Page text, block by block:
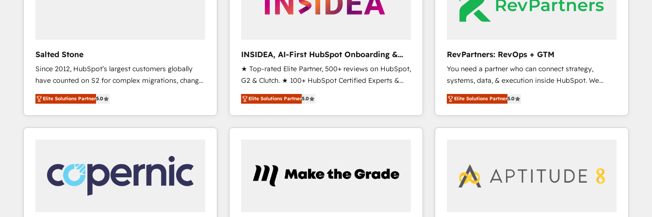
Salted Stone
Since 2012, HubSpot’s largest customers globally
have counted on S2 for complex migrations, change
management, systems integration, and creative
solutions that deliver measurable impact and
transform brand experiences As one of the few full-
service creative agencies in the HubSpot
regionalized HubSpot websites, integrated
marketing campaigns, & RevOps frameworks that
fuel long-term success We connect the entire
customer lifecycle through seamless integrations,
Elite Solutions Partner5.0
INSIDEA, AI-First HubSpot Onboarding &
RevOps
★ Top-rated Elite Partner, 500+ reviews on HubSpot,
G2 & Clutch. ★ 100+ HubSpot Certified Experts &
Trainers across the team ★ 1,500+ implementations
across five continents ★ AI-First, RevOps-led,
Onboarding obsessed ★ Company of the Year
2024/25 INSIDEA helps growing companies turn
your time zone. What we do ➤ Onboarding: Live in
weeks, with workflows built around your business,
Elite Solutions Partner5.0
RevPartners: RevOps + GTM
You need a partner who can connect strategy,
systems, data, & execution inside HubSpot. We
bridge the gap where most agencies fall short by
combining GTM strategy with technical execution to
solve the right problem with the right solution. As the
only firm in the world to hold Elite Partner
market execution. Why B2B Businesses Choose RP: -
Secure: Soc2 compliant 🛡️ - Pricing: Implementations
Elite Solutions Partner5.0